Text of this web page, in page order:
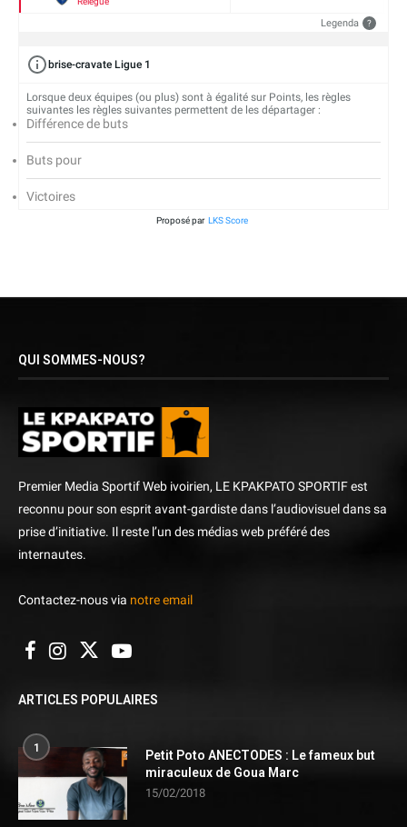
Legenda ?
brise-cravate Ligue 1
Lorsque deux équipes (ou plus) sont à égalité sur Points, les règles
suivantes les règles suivantes permettent de les départager :
Différence de buts
Buts pour
Victoires
Proposé par LKS Score
QUI SOMMES-NOUS?
Premier Media Sportif Web ivoirien, LE KPAKPATO SPORTIF est
reconnu pour son esprit avant-gardiste dans l’audiovisuel dans sa
prise d’initiative. Il reste l’un des médias web préféré des
internautes.
Contactez-nous via notre email
ARTICLES POPULAIRES
1
Petit Poto ANECTODES : Le fameux but
miraculeux de Goua Marc
15/02/2018